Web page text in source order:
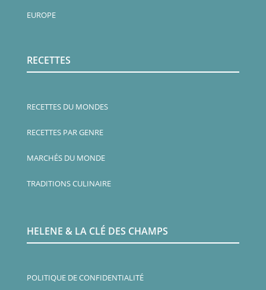
EUROPE
RECETTES
RECETTES DU MONDES
RECETTES PAR GENRE
MARCHÉS DU MONDE
TRADITIONS CULINAIRE
HELENE & LA CLÉ DES CHAMPS
POLITIQUE DE CONFIDENTIALITÉ